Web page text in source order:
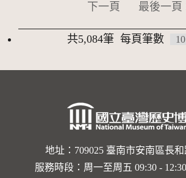
下一頁 最後一頁
共5,084筆 每頁筆數
地址：709025 臺南市安南區長
服務時段：周一至周五 09:30 -